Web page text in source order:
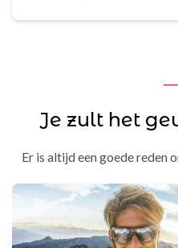
Je zult het
Er is altijd een goede reden